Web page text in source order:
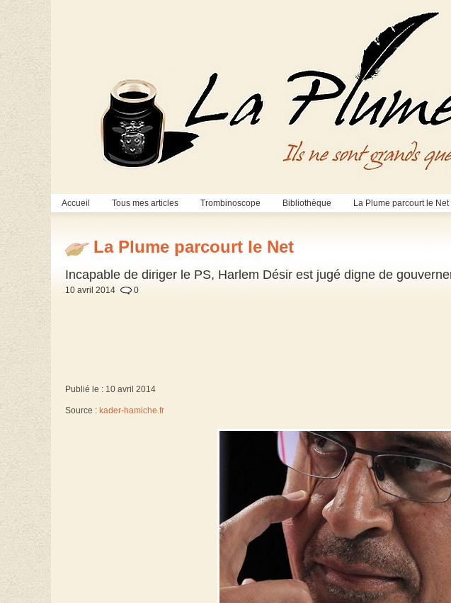
Accueil Tous mes articles Trombinoscope Bibliothèque La Plume parcourt le Net
La Plume parcourt le Net
Incapable de diriger le PS, Harlem Désir est jugé digne de
10 avril 2014 0
Publié le : 10 avril 2014
Source : kader-hamiche.fr